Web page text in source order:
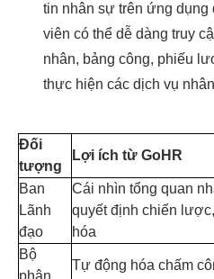
tin nhân sự trên ứng dụng
viên có thể dễ dàng truy
nhân, bảng công, phiếu
thực hiện các dịch vụ
Đối
tượng
Lợi ích từ GoHR
Ban
Lãnh
đạo
Cái nhìn tổng quan
quyết định chiến
hóa
Bộ
phận
Tự động hóa chấm